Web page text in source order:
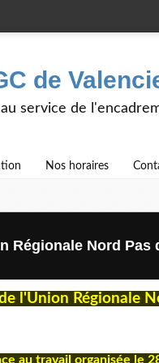
de
service de
Nos horaires
Régionale Nord Pas
l'Union Régionale
au travail organisée le